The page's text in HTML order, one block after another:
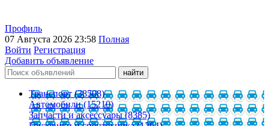
Профиль
07 Августа 2026 23:58 Полная
Войти Регистрация
Добавить объявление
Транспорт (38508)
Автомобили (15210)
Запчасти и аксессуары (8385)